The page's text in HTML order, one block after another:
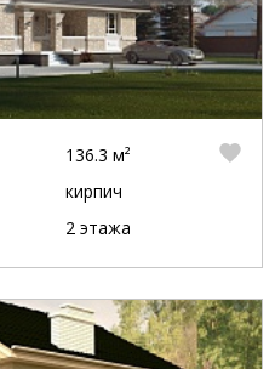
136.3 м²
кирпич
2 этажа